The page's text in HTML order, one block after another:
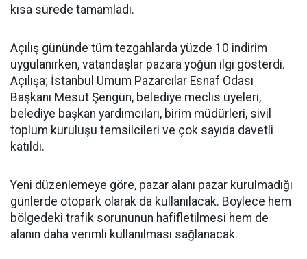
kısa sürede tamamladı.
Açılış gününde tüm tezgahlarda yüzde 10 indirim
uygulanırken, vatandaşlar pazara yoğun ilgi gösterdi.
Açılışa; İstanbul Umum Pazarcılar Esnaf Odası
Başkanı Mesut Şengün, belediye meclis üyeleri,
belediye başkan yardımcıları, birim müdürleri, sivil
toplum kuruluşu temsilcileri ve çok sayıda davetli
katıldı.
Yeni düzenlemeye göre, pazar alanı pazar kurulmadığı
günlerde otopark olarak da kullanılacak. Böylece hem
bölgedeki trafik sorununun hafifletilmesi hem de
alanın daha verimli kullanılması sağlanacak.